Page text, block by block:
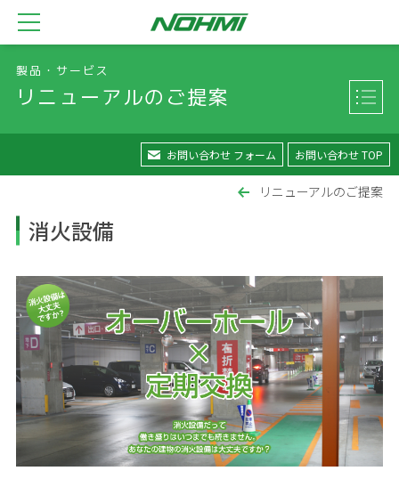
製品・サービス
リニューアルのご提案
お問い合わせ フォーム お問い合わせ TOP
リニューアルのご提案
消火設備